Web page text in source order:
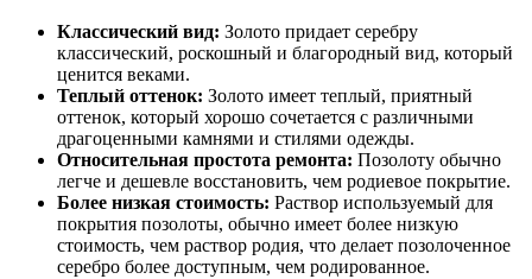
Классический вид: Золото придает серебру
классический, роскошный и благородный вид, который
ценится веками.
Теплый оттенок: Золото имеет теплый, приятный
оттенок, который хорошо сочетается с различными
драгоценными камнями и стилями одежды.
Относительная простота ремонта: Позолоту обычно
легче и дешевле восстановить, чем родиевое покрытие.
Более низкая стоимость: Раствор используемый для
покрытия позолоты, обычно имеет более низкую
стоимость, чем раствор родия, что делает позолоченное
серебро более доступным, чем родированное.